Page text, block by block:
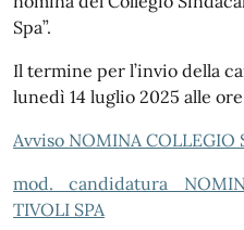
Spa”.
Il termine per l’invio della
lunedì 14 luglio 2025 alle ore
Avviso NOMINA COLLEGIO
mod. candidatura
TIVOLI SPA